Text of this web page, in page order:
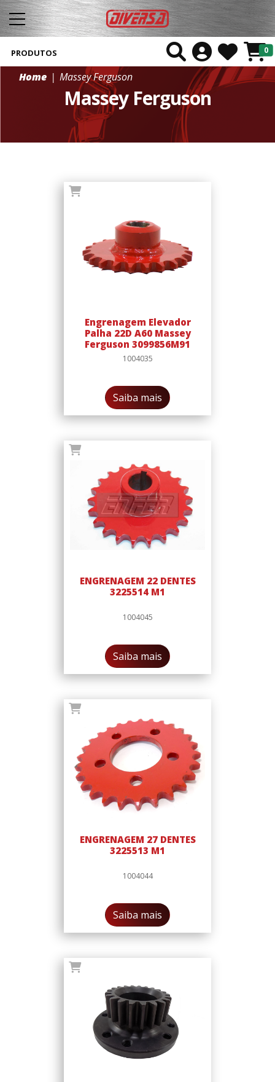
0
PRODUTOS
Home Massey Ferguson
Massey Ferguson
Engrenagem Elevador
Palha 22D A60 Massey
Ferguson 3099856M91
1004035
Saiba mais
ENGRENAGEM 22 DENTES
3225514 M1
1004045
Saiba mais
ENGRENAGEM 27 DENTES
3225513 M1
1004044
Saiba mais